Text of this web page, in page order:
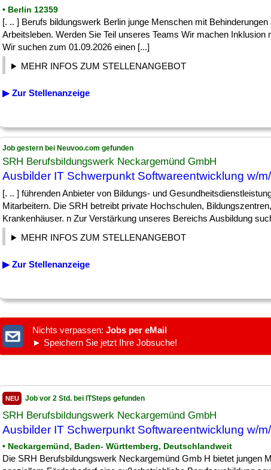
• Berlin 12359
[. .. ] Berufs bildungswerk Berlin junge Menschen mit Behinderungen
Arbeitsleben. Werden Sie Teil unseres Teams Wir machen Inklusion
Wir suchen zum 01.09.2026 einen [...]
MEHR INFOS ZUM STELLENANGEBOT
▶ Zur Stellenanzeige
Job gestern bei Neuvoo.com gefunden
SRH Berufsbildungswerk Neckargemünd GmbH
Ausbilder IT Schwerpunkt Softwareentwicklung w/
[. .. ] führenden Anbieter von Bildungs- und
Mitarbeitern. Die SRH betreibt private Hochschulen,
Krankenhäuser. n Zur Verstärkung unseres Bereichs Ausbildung
MEHR INFOS ZUM STELLENANGEBOT
▶ Zur Stellenanzeige
Nichts verpassen: Jobs per eMail
► Speichern Sie jetzt Ihre Jobsuche!
NEU Job vor 2 Std. bei ITSteps gefunden
SRH Berufsbildungswerk Neckargemünd GmbH
Ausbilder IT Schwerpunkt Softwareentwicklung w/
• Neckargemünd, Baden- Württemberg, Deutschlandweit
Die SRH Berufsbildungswerk Neckargemünd Gmb H bietet jungen